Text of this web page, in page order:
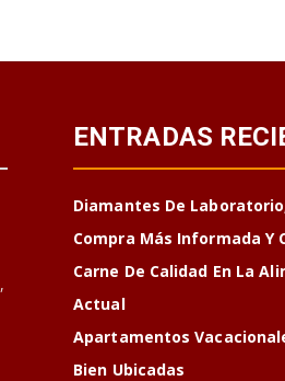
,
ENTRADAS
Diamantes De
Compra Más Informada Y
Carne De Calidad En La
Actual
Apartamentos
Bien Ubicadas